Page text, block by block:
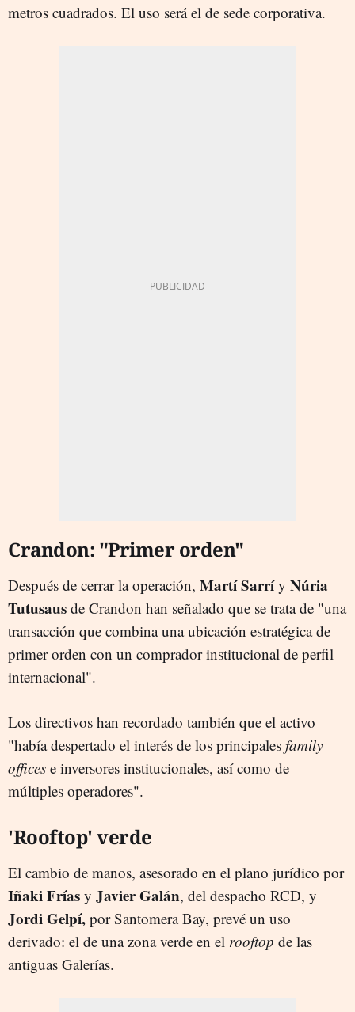
metros cuadrados. El uso será el de sede corporativa.
Crandon: "Primer orden"
Después de cerrar la operación, Martí Sarríy Núria
Tutusaus de Crandon han señalado que se trata de "una
transacción que combina una ubicación estratégica de
primer orden con un comprador institucional de perfil
internacional".
Los directivos han recordado también que el activo
"había despertado el interés de los principales family
offices e inversores institucionales, así como de
múltiples operadores".
'Rooftop' verde
El cambio de manos, asesorado en el plano jurídico por
Iñaki Frías y Javier Galán, del despacho RCD, y
Jordi Gelpí, por Santomera Bay, prevé un uso
derivado: el de una zona verde en el rooftop de las
antiguas Galerías.